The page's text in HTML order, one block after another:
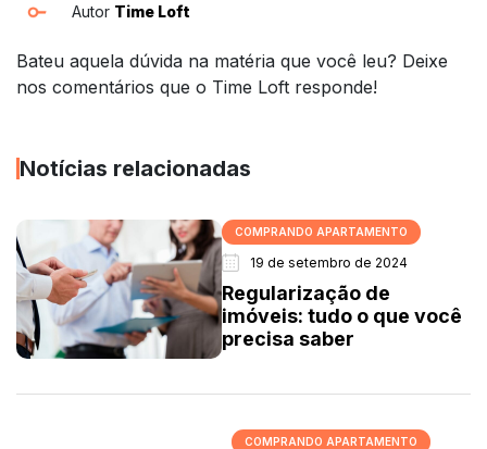
Autor Time Loft
Bateu aquela dúvida na matéria que você leu? Deixe
nos comentários que o Time Loft responde!
Notícias relacionadas
COMPRANDO APARTAMENTO
19 de setembro de 2024
Regularização de
imóveis: tudo o que você
precisa saber
COMPRANDO APARTAMENTO